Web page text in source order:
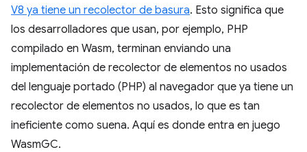
V8 ya tiene un recolector de basura. Esto significa que
los desarrolladores que usan, por ejemplo, PHP
compilado en Wasm, terminan enviando una
implementación de recolector de elementos no usados
del lenguaje portado (PHP) al navegador que ya tiene un
recolector de elementos no usados, lo que es tan
ineficiente como suena. Aquí es donde entra en juego
WasmGC.